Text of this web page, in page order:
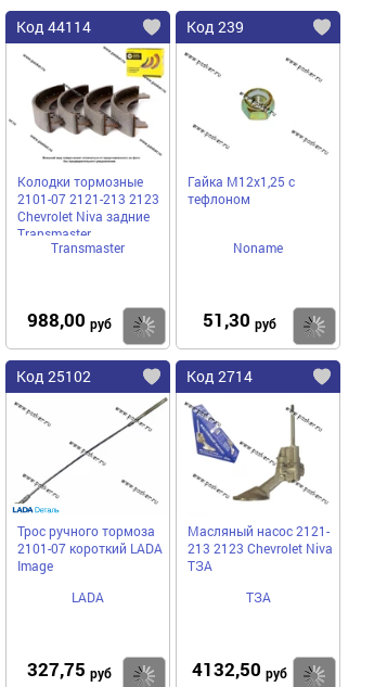
Код 44114
Колодки тормозные
2101-07 2121-213 2123
Chevrolet Niva задние
Transmaster
Transmaster
988,00 руб Купить
Код 239
Гайка М12х1,25 с
тефлоном
Noname
51,30 руб
Код 25102
Трос ручного тормоза
2101-07 короткий LADA
Image
LADA
327,75 руб Купить
Код 2714
Масляный насос 2121-
213 2123 Chevrolet Niva
ТЗА
ТЗА
4132,50 руб